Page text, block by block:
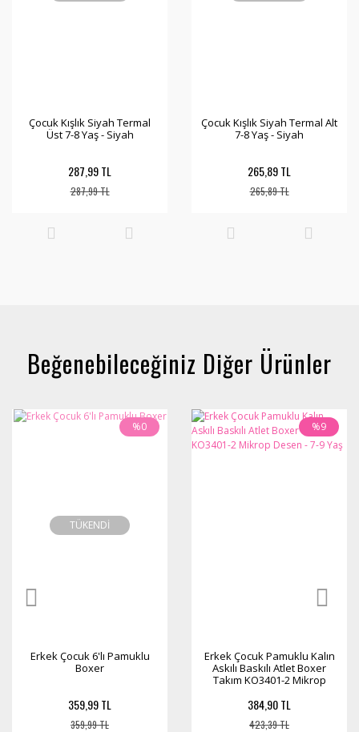
Çocuk Kışlık Siyah Termal
Üst 7-8 Yaş - Siyah
287,99 TL
287,99 TL
Çocuk Kışlık Siyah Termal Alt
7-8 Yaş - Siyah
265,89 TL
265,89 TL
Beğenebileceğiniz Diğer Ürünler
%0
TÜKENDİ
Erkek Çocuk 6'lı Pamuklu
Boxer
359,99 TL
359,99 TL
%9
Erkek Çocuk Pamuklu Kalın
Askılı Baskılı Atlet Boxer
Takım KO3401-2 Mikrop
384,90 TL
423,39 TL